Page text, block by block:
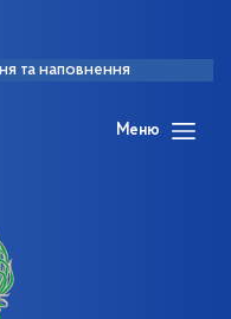
та наповнення
Меню